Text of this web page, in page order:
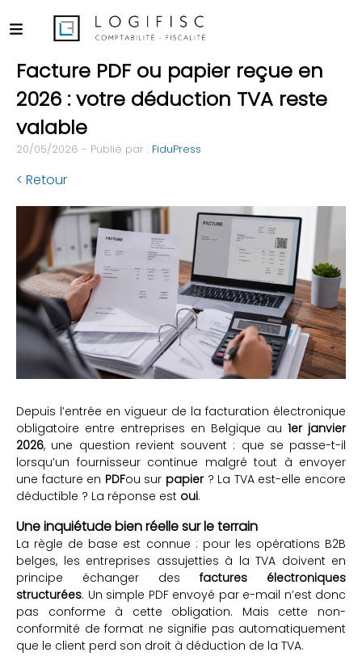
Facture PDF ou papier reçue en
2026 : votre déduction TVA reste
valable
20/05/2026 - Publié par : FiduPress
< Retour
Depuis l’entrée en vigueur de la facturation électronique
obligatoire entre entreprises en Belgique au 1er janvier
2026, une question revient souvent : que se passe-t-il
lorsqu’un fournisseur continue malgré tout à envoyer
une facture en PDFou sur papier? La TVA est-elle encore
déductible ? La réponse est oui.
Une inquiétude bien réelle sur le terrain
La règle de base est connue : pour les opérations B2B
belges, les entreprises assujetties à la TVA doivent en
principe échanger des factures électroniques
structurées. Un simple PDF envoyé par e-mail n’est donc
pas conforme à cette obligation. Mais cette non-
conformité de format ne signifie pas automatiquement
que le client perd son droit à déduction de la TVA.